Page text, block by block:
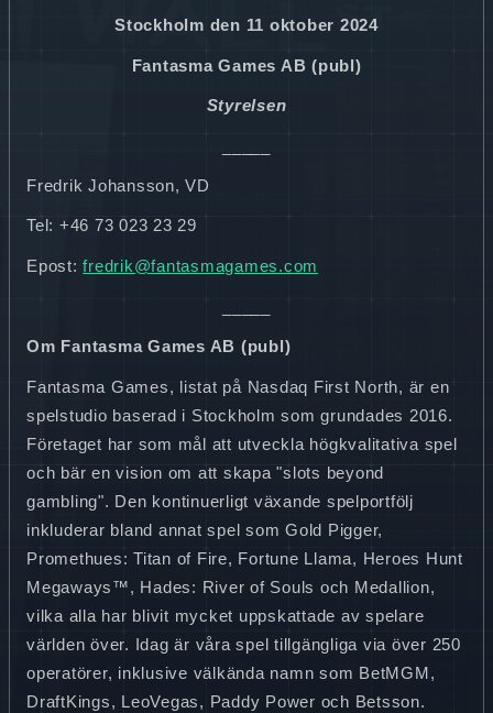
Stockholm den 11 oktober 2024
Fantasma Games AB (publ)
Styrelsen
Fredrik Johansson, VD
Tel: +46 73 023 23 29
Epost:fredrik@fantasmagames.com
Om Fantasma Games AB (publ)
Fantasma Games, listat på Nasdaq First North, är en
spelstudio baserad i Stockholm som grundades 2016.
Företaget har som mål att utveckla högkvalitativa spel
och bär en vision om att skapa "slots beyond
gambling". Den kontinuerligt växande spelportfölj
inkluderar bland annat spel som Gold Pigger,
Promethues: Titan of Fire, Fortune Llama, Heroes Hunt
Megaways™, Hades: River of Souls och Medallion,
vilka alla har blivit mycket uppskattade av spelare
världen över. Idag är våra spel tillgängliga via över 250
operatörer, inklusive välkända namn som BetMGM,
DraftKings, LeoVegas, Paddy Power och Betsson.